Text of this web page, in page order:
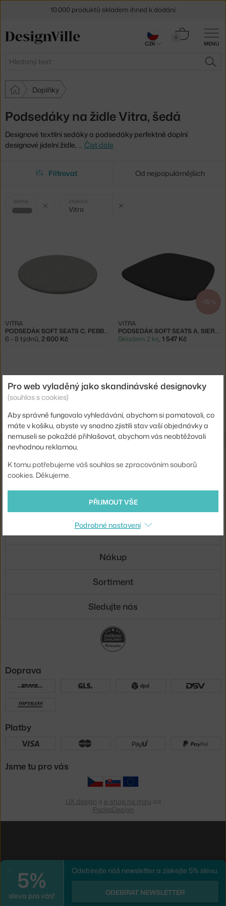
MENU
Hledat
0
Košík
Doplňky
Podsedáky na židle Vitra, šedá
Designové textilní sedáky a podsedáky perfektně doplní
designové jídelní židle, … Číst dále
Filtrovat Od nejpopulárnějších
Vybrané
filtry:
BARVA
šedá
ZNAČKA
Vitra
PODSEDÁK SOFT SEATS C, PEBBLE GREY
VITRA
6 - 8 týdnů 2 600 Kč
−15 %
PODSEDÁK SOFT SEATS A, SIERRA GREY/NERO
VITRA
Skladem 2 ks 1 547 Kč
Ste zo Slovenska? Prejdite na
Shopping from the EU? Switch toSeat cushions
10.000 produktů skladem ihned k dodání
30 dní na vrácení zbožíCZK
Pro web vyladěný jako skandinávské designovky
(souhlas s cookies)
Aby správně fungovalo vyhledávání, abychom si pamatovali, co
máte v košíku, abyste vy snadno zjistili stav vaší objednávky a
nemuseli se pokaždé přihlašovat, abychom vás neobtěžovali
nevhodnou reklamou.
K tomu potřebujeme váš souhlas se zpracováním souborů
cookies. Děkujeme.
PŘIJMOUT VŠE
Podrobné nastavení
5%
sleva pro vás!
Odebírejte náš newsletter a získejte 5% slevu.
ODEBÍRAT NEWSLETTER
Novinky e-mailem
Přihlášením souhlasíte sezpracováním osobních údajů
O nás
Nákup
Sortiment
Sledujte nás
Doprava
Platby
Jsme tu pro vás
UX design a e-shop na míru od
PeckaDesign